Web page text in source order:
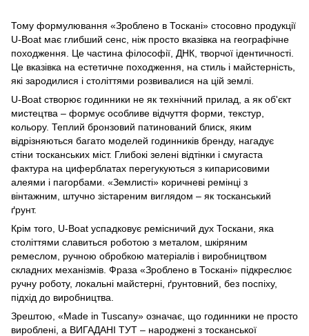
Тому формулювання «Зроблено в Тоскані» стосовно продукції
U-Boat має глибший сенс, ніж просто вказівка на географічне
походження. Це частина філософії, ДНК, творчої ідентичності.
Це вказівка на естетичне походження, на стиль і майстерність,
які зародилися і століттями розвивалися на цій землі.
U-Boat створює годинники не як технічний прилад, а як об'єкт
мистецтва – формує особливе відчуття форми, текстур,
кольору. Теплий бронзовий патинований блиск, яким
відрізняються багато моделей годинників бренду, нагадує
стіни тосканських міст. Глибокі зелені відтінки і смугаста
фактура на циферблатах перегукуються з кипарисовими
алеями і пагорбами. «Землисті» коричневі ремінці з
вінтажним, штучно зістареним виглядом – як тосканський
ґрунт.
Крім того, U-Boat успадковує ремісничий дух Тоскани, яка
століттями славиться роботою з металом, шкіряним
ремеслом, ручною обробкою матеріалів і виробництвом
складних механізмів. Фраза «Зроблено в Тоскані» підкреслює
ручну роботу, локальні майстерні, ґрунтовний, без поспіху,
підхід до виробництва.
Зрештою, «Made in Tuscany» означає, що годинники не просто
вироблені, а ВИГАДАНІ ТУТ – народжені з тосканської